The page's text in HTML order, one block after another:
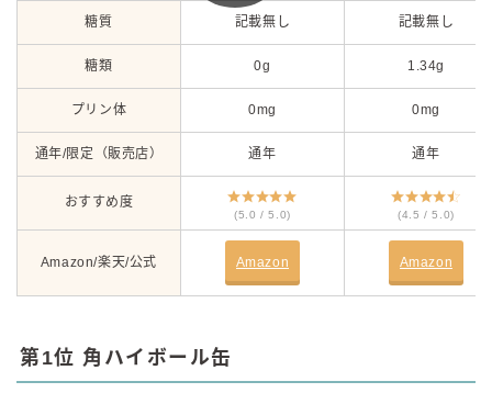
糖質 記載無し 記載無し
糖類 0g 1.34g
プリン体 0mg 0mg
通年/限定（販売店） 通年 通年
おすすめ度
(5.0 / 5.0) (4.5 / 5.0)
Amazon/楽天/公式 Amazon Amazon
第1位 角ハイボール缶